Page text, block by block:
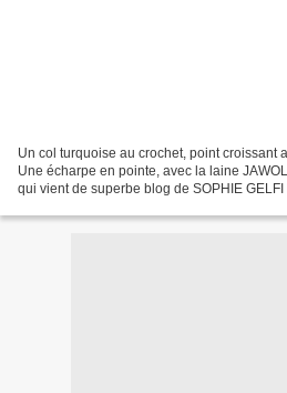
Un col turquoise au crochet, point croissant
Une écharpe en pointe, avec la laine
qui vient de superbe blog de SOPHIE